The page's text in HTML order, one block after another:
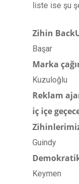
liste ise şu
Zihin
Başar
Marka
Kuzuloğlu
Reklam
iç içe
Guindy
Keymen